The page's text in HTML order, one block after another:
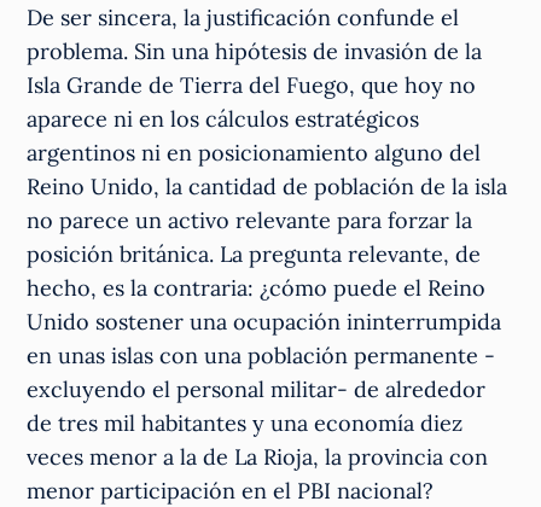
De ser sincera, la justificación confunde el
problema. Sin una hipótesis de invasión de la
Isla Grande de Tierra del Fuego, que hoy no
aparece ni en los cálculos estratégicos
argentinos ni en posicionamiento alguno del
Reino Unido, la cantidad de población de la isla
no parece un activo relevante para forzar la
posición británica. La pregunta relevante, de
hecho, es la contraria: ¿cómo puede el Reino
Unido sostener una ocupación ininterrumpida
en unas islas con una población permanente -
excluyendo el personal militar- de alrededor
de tres mil habitantes y una economía diez
veces menor a la de La Rioja, la provincia con
menor participación en el PBI nacional?